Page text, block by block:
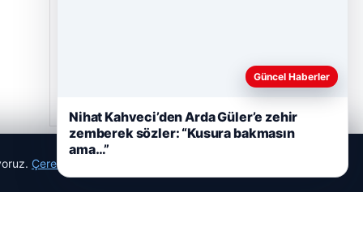
Çerez Politikamız
Güncel Haberler
Nihat Kahveci’den Arda Güler’e zehir
zemberek sözler: “Kusura bakmasın
ama…”